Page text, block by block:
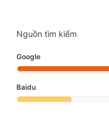
Nguồn tìm kiếm
Google
Baidu